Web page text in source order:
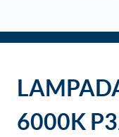
6000K